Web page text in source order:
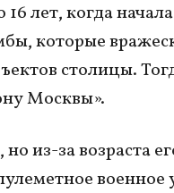
лет, когда
которые
столицы.
Москвы».
из-за возраста